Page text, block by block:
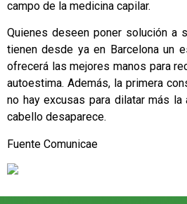
campo de la medicina capilar.
Quienes deseen poner solución a
tienen desde ya en Barcelona un
ofrecerá las mejores manos para
autoestima. Además, la primera
no hay excusas para dilatar más la
cabello desaparece.
Fuente Comunicae